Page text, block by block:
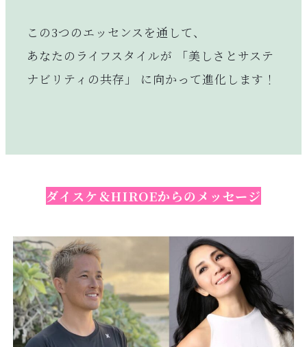
この3つのエッセンスを通して、
あなたのライフスタイルが 「美しさとサステ
ナビリティの共存」 に向かって進化します！
ダイスケ＆HIROEからのメッセージ